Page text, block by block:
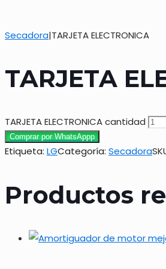
Secadora|TARJETA ELECTRONICA
TARJETA
TARJETA ELECTRONICA cantidad
Comprar por WhatsAppp
Etiqueta: LGCategoría: Secadora
Productos